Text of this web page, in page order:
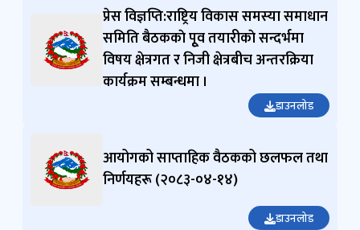
4211133
bsapkota@npc.gov.np
प्रेस विज्ञप्ति:राष्ट्रिय विकास समस्या समाधान
समिति बैठककाे पूृव तयारीकाे सन्दर्भमा
विषय क्षेत्रगत र निजी क्षेत्रबीच अन्तरक्रिया
कार्यक्रम सम्बन्धमा ।
डाउनलोड
आयोगको साप्ताहिक वैठकको छलफल तथा
निर्णयहरू (२०८३-०४-१४)
डाउनलोड